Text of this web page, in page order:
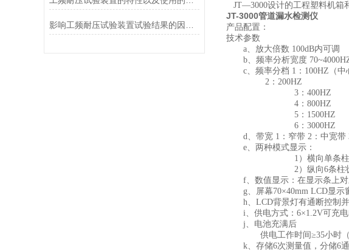
JT—3000设计的工程塑料机箱
JT-3000管道漏水检测仪
产品配置：
技术参数
a、放大倍数 100dB内可调
b、频率分析宽度 70~4000HZ
c、频率分档 1：100HZ（中
2：200HZ
3：400HZ
4：800HZ
5：1500HZ
6：3000HZ
d、带宽 1：窄带 2：中宽带
e、两种模式显示：
1）横向单条柱状
2）纵向6条柱状
f、数值显示：在显示条上对
g、屏幕70×40mm LCD显示
h、LCD背景灯有通断控制并
i、供电方式：6×1.2V可充电
j、电池充满后
供电工作时间≥35小时（
k、存储6次测量值，分储6通